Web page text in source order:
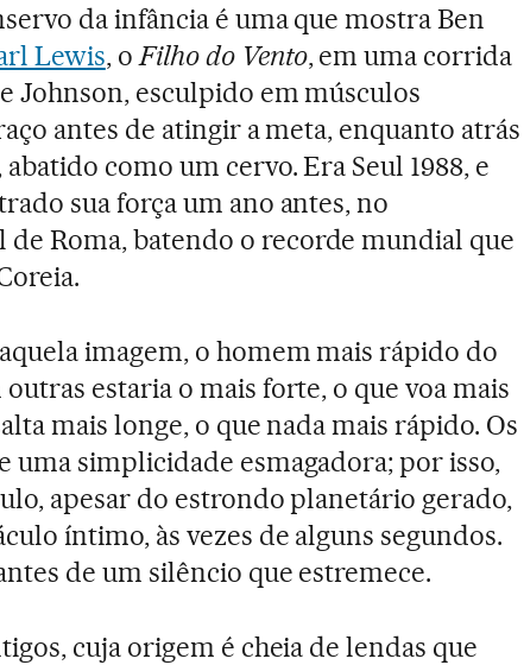
da infância é uma que mostra Ben
Lewis, oFilho do Vento, em uma corrida
Johnson, esculpido em músculos
antes de atingir a meta, enquanto atrás
como um cervo. Era Seul 1988, e
sua força um ano antes, no
Roma, batendo o recorde mundial que
imagem, o homem mais rápido do
estaria o mais forte, o que voa mais
mais longe, o que nada mais rápido. Os
uma simplicidade esmagadora; por isso,
apesar do estrondo planetário gerado,
íntimo, às vezes de alguns segundos.
de um silêncio que estremece.
cuja origem é cheia de lendas que